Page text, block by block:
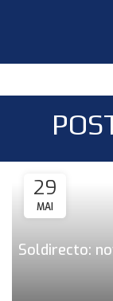
29
MAI
Soldirecto: